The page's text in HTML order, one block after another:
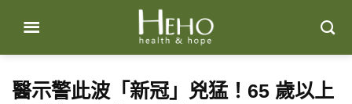
content
醫示警此波「新冠」兇猛！65 歲以上